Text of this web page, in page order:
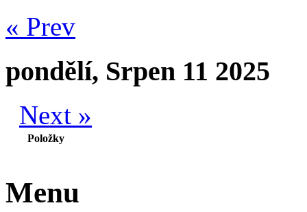
« Prev
pondělí, Srpen 11 2025
Next »
Položky
Menu